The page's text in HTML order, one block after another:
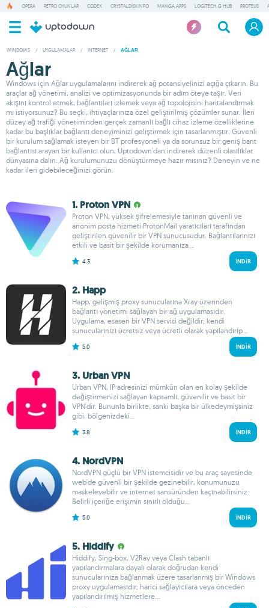
OPERA RETRO OYUNLAR CODEX CRYSTALDISKINFO MANGA APPS LOGITECH G HUB PROTEUS
WINDOWS / UYGULAMALAR / İNTERNET / AĞLAR
Ağlar
Windows için Ağlar uygulamalarını indirerek ağ potansiyelinizi açığa çıkarın. Bu
araçlar ağ yönetimi, analizi ve optimizasyonunda bir adım öteye taşır. Veri
akışını kontrol etmek, bağlantıları izlemek veya ağ topolojisini haritalandırmak
mı istiyorsunuz? Bu seçki, ihtiyaçlarınıza özel geliştirilmiş çözümler sunar. İleri
düzey ağ trafiği yönetiminden gerçek zamanlı bağlı cihaz izleme özelliklerine
kadar bu başlıklar bağlantı deneyiminizi geliştirmek için tasarlanmıştır. Güvenli
bir kurulum sağlamak isteyen bir BT profesyoneli ya da sorunsuz bir geniş bant
bağlantısı arayan bir kullanıcı olun, Uptodown'dan indirerek düzenli olasılıklar
dünyasına dalın. Ağ kurulumunuzu dönüştürmeye hazır mısınız? Deneyin ve ne
kadar ileri gidebileceğinizi görün.
1. Proton VPN
Proton VPN, yüksek şifrelemesiyle tanınan güvenli ve
anonim posta hizmeti ProtonMail yaratıcıları tarafından
geliştirilen güvenilir bir VPN sunucusudur. Bağlantılarınızı
etkili ve basit bir şekilde korumanıza...
4.3 İNDIR
2. Happ
Happ, gelişmiş proxy sunucularına Xray üzerinden
bağlantı yönetimi sağlayan bir ağ uygulamasıdır.
Uygulama, esasen bir VPN servisi değildir; kendi
sunucularınızı ücretsiz veya ücretli olarak yapılandırıp...
5.0 İNDIR
3. Urban VPN
Urban VPN, IP adresinizi mümkün olan en kolay şekilde
değiştirmenizi sağlayan kapsamlı, güvenilir ve basit bir
VPN'dir. Bununla birlikte, sanki başka bir ülkedeymişsiniz
gibi, bölgenizdeki...
3.8 İNDIR
4. NordVPN
NordVPN güçlü bir VPN istemcisidir ve bu araç sayesinde
web'de güvenli bir şekilde gezinebilir, konumunuzu
maskeleyebilir ve internet sansüründen kaçınabilirsiniz.
Belirli içeriğe erişimin sınırlı olduğu...
5.0 İNDIR
5. Hiddify
Hiddify, Sing-box, V2Ray veya Clash tabanlı
yapılandırmalara dayalı olarak doğrudan kendi
sunucularınıza bağlanmak üzere tasarlanmış bir Windows
proxy uygulamasıdır; harici sağlayıcılara veya önceden
yapılandırılmış hizmetlere...